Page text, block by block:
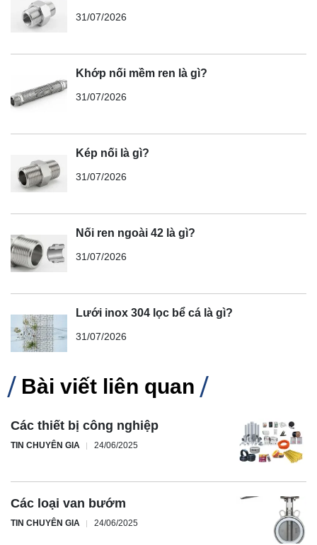
31/07/2026
Khớp nối mềm ren là gì?
31/07/2026
Kép nối là gì?
31/07/2026
Nối ren ngoài 42 là gì?
31/07/2026
Lưới inox 304 lọc bể cá là gì?
31/07/2026
Bài viết liên quan
Các thiết bị công nghiệp
TIN CHUYÊN GIA 24/06/2025
Các loại van bướm
TIN CHUYÊN GIA 24/06/2025